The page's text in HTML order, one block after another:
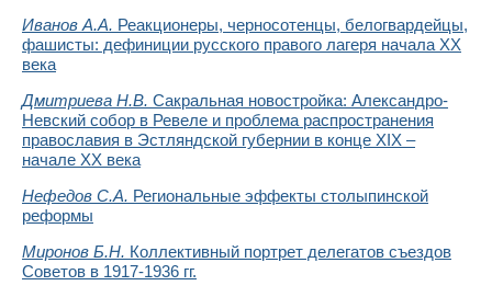
Иванов А.А. Реакционеры, черносотенцы, белогвардейцы,
фашисты: дефиниции русского правого лагеря начала ХХ
века
Дмитриева Н.В. Сакральная новостройка: Александро-
Невский собор в Ревеле и проблема распространения
православия в Эстляндской губернии в конце XIX –
начале XX века
Нефедов С.А. Региональные эффекты столыпинской
реформы
Миронов Б.Н. Коллективный портрет делегатов съездов
Советов в 1917-1936 гг.